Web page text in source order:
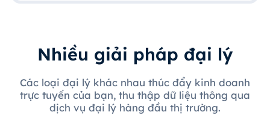
Nhiều giải pháp đại lý
Các loại đại lý khác nhau thúc đẩy kinh doanh
trực tuyến của bạn, thu thập dữ liệu thông qua
dịch vụ đại lý hàng đầu thị trường.